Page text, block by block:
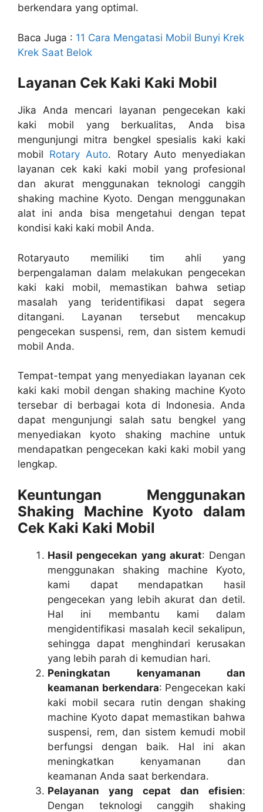
berkendara yang optimal.
Baca Juga : 11 Cara Mengatasi Mobil Bunyi Krek
Krek Saat Belok
Layanan Cek Kaki Kaki Mobil
Jika Anda mencari layanan pengecekan kaki
kaki mobil yang berkualitas, Anda bisa
mengunjungi mitra bengkel spesialis kaki kaki
mobil Rotary Auto. Rotary Auto menyediakan
layanan cek kaki kaki mobil yang profesional
dan akurat menggunakan teknologi canggih
shaking machine Kyoto. Dengan menggunakan
alat ini anda bisa mengetahui dengan tepat
kondisi kaki kaki mobil Anda.
Rotaryauto memiliki tim ahli yang
berpengalaman dalam melakukan pengecekan
kaki kaki mobil, memastikan bahwa setiap
masalah yang teridentifikasi dapat segera
ditangani. Layanan tersebut mencakup
pengecekan suspensi, rem, dan sistem kemudi
mobil Anda.
Tempat-tempat yang menyediakan layanan cek
kaki kaki mobil dengan shaking machine Kyoto
tersebar di berbagai kota di Indonesia. Anda
dapat mengunjungi salah satu bengkel yang
menyediakan kyoto shaking machine untuk
mendapatkan pengecekan kaki kaki mobil yang
lengkap.
Keuntungan Menggunakan
Shaking Machine Kyoto dalam
Cek Kaki Kaki Mobil
Hasil pengecekan yang akurat: Dengan
menggunakan shaking machine Kyoto,
kami dapat mendapatkan hasil
pengecekan yang lebih akurat dan detil.
Hal ini membantu kami dalam
mengidentifikasi masalah kecil sekalipun,
sehingga dapat menghindari kerusakan
yang lebih parah di kemudian hari.
Peningkatan kenyamanan dan
keamanan berkendara: Pengecekan kaki
kaki mobil secara rutin dengan shaking
machine Kyoto dapat memastikan bahwa
suspensi, rem, dan sistem kemudi mobil
berfungsi dengan baik. Hal ini akan
meningkatkan kenyamanan dan
keamanan Anda saat berkendara.
Pelayanan yang cepat dan efisien:
Dengan teknologi canggih shaking